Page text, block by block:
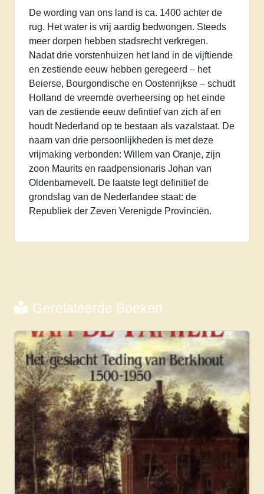
De wording van ons land is ca. 1400 achter de
rug. Het water is vrij aardig bedwongen. Steeds
meer dorpen hebben stadsrecht verkregen.
Nadat drie vorstenhuizen het land in de vijftiende
en zestiende eeuw hebben geregeerd – het
Beierse, Bourgondische en Oostenrijkse – schudt
Holland de vreemde overheersing op het einde
van de zestiende eeuw defintief van zich af en
houdt Nederland op te bestaan als vazalstaat. De
naam van drie persoonlijkheden is met deze
vrijmaking verbonden: Willem van Oranje, zijn
zoon Maurits en raadpensionaris Johan van
Oldenbarnevelt. De laatste legt definitief de
grondslag van de Nederlandee staat: de
Republiek der Zeven Verenigde Provinciën.
Gerelateerde Boeken